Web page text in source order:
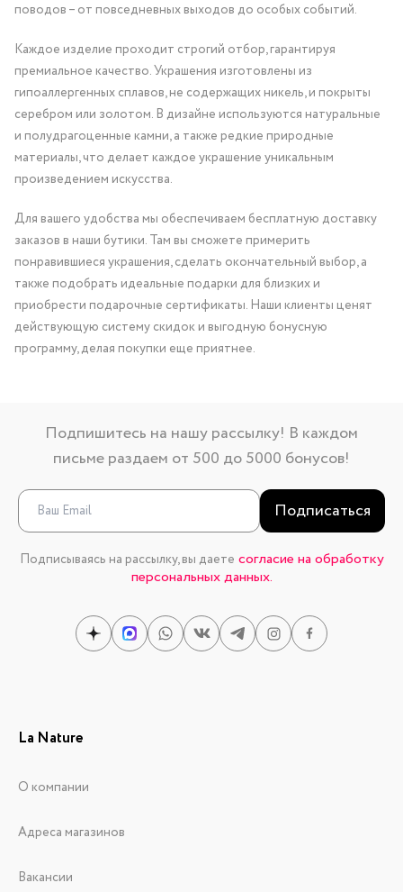
поводов – от повседневных выходов до особых событий.
Каждое изделие проходит строгий отбор, гарантируя
премиальное качество. Украшения изготовлены из
гипоаллергенных сплавов, не содержащих никель, и покрыты
серебром или золотом. В дизайне используются натуральные
и полудрагоценные камни, а также редкие природные
материалы, что делает каждое украшение уникальным
произведением искусства.
Для вашего удобства мы обеспечиваем бесплатную доставку
заказов в наши бутики. Там вы сможете примерить
понравившиеся украшения, сделать окончательный выбор, а
также подобрать идеальные подарки для близких и
приобрести подарочные сертификаты. Наши клиенты ценят
действующую систему скидок и выгодную бонусную
программу, делая покупки еще приятнее.
Подпишитесь на нашу рассылку! В каждом
письме раздаем от 500 до 5000 бонусов!
Подписаться
Подписываясь на рассылку, вы даете согласие на обработку
персональных данных.
La Nature
О компании
Адреса магазинов
Вакансии